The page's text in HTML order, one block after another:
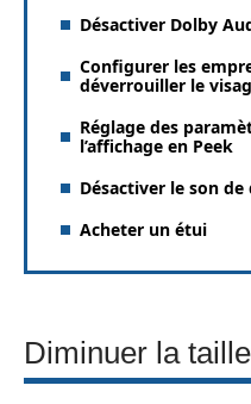
Désactiver Dolby
Configurer les
déverrouiller le
Réglage des
l’affichage en Peek
Désactiver le son
Acheter un étui
Diminuer la